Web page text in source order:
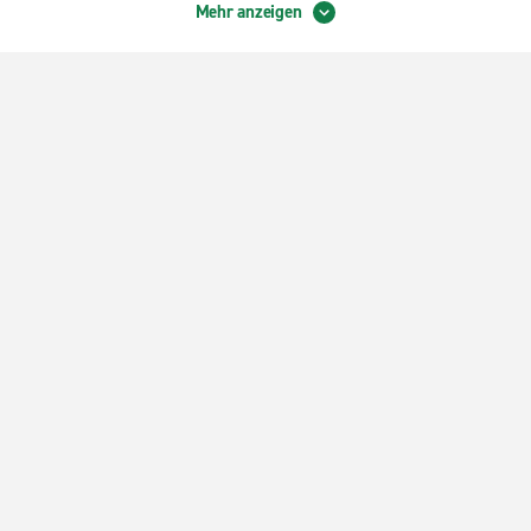
Porte de la Villette Cite des
Paris, Montparnasse Bahnhof
Mehr anzeigen